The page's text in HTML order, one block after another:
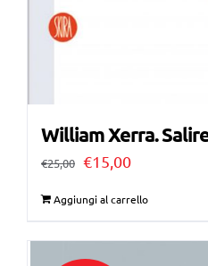
William Xerra.
€25,00 Il
era:
€15,00Il
è:
Aggiungi al carrello